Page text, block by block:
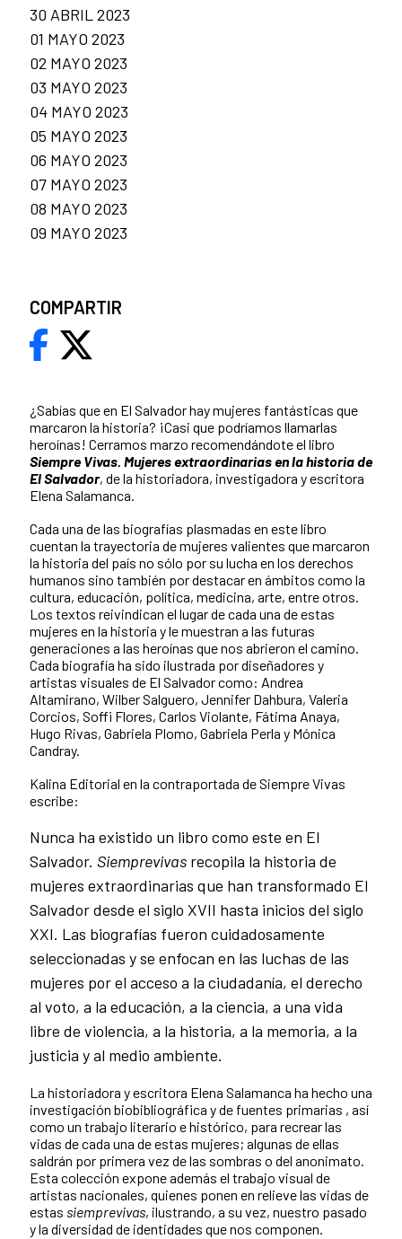
¿Sabías que en El Salvador hay mujeres fantásticas que
marcaron la historia? ¡Casi que podríamos llamarlas
heroínas! Cerramos marzo recomendándote el libro
Siempre Vivas. Mujeres extraordinarias en la historia de
El Salvador, de la historiadora, investigadora y escritora
Elena Salamanca.
Cada una de las biografías plasmadas en este libro
cuentan la trayectoria de mujeres valientes que marcaron
la historia del país no sólo por su lucha en los derechos
humanos sino también por destacar en ámbitos como la
cultura, educación, política, medicina, arte, entre otros.
Los textos reivindican el lugar de cada una de estas
mujeres en la historia y le muestran a las futuras
generaciones a las heroínas que nos abrieron el camino.
Cada biografía ha sido ilustrada por diseñadores y
artistas visuales de El Salvador como: Andrea
Altamirano, Wilber Salguero, Jennifer Dahbura, Valeria
Corcios, Soffi Flores, Carlos Violante, Fátima Anaya,
Hugo Rivas, Gabriela Plomo, Gabriela Perla y Mónica
Candray.
Kalina Editorial en la contraportada de Siempre Vivas
escribe:
Nunca ha existido un libro como este en El
Salvador. Siemprevivas recopila la historia de
mujeres extraordinarias que han transformado El
Salvador desde el siglo XVII hasta inicios del siglo
XXI. Las biografías fueron cuidadosamente
seleccionadas y se enfocan en las luchas de las
mujeres por el acceso a la ciudadanía, el derecho
al voto, a la educación, a la ciencia, a una vida
libre de violencia, a la historia, a la memoria, a la
justicia y al medio ambiente.
La historiadora y escritora Elena Salamanca ha hecho una
investigación biobibliográfica y de fuentes primarias , así
como un trabajo literario e histórico, para recrear las
vidas de cada una de estas mujeres; algunas de ellas
saldrán por primera vez de las sombras o del anonimato.
Esta colección expone además el trabajo visual de
artistas nacionales, quienes ponen en relieve las vidas de
estas siemprevivas, ilustrando, a su vez, nuestro pasado
y la diversidad de identidades que nos componen.
30 ABRIL 2023
01 MAYO 2023
02 MAYO 2023
03 MAYO 2023
04 MAYO 2023
05 MAYO 2023
06 MAYO 2023
07 MAYO 2023
08 MAYO 2023
09 MAYO 2023
COMPARTIR